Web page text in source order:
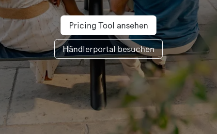
Pricing Tool ansehen
Händlerportal besuchen​